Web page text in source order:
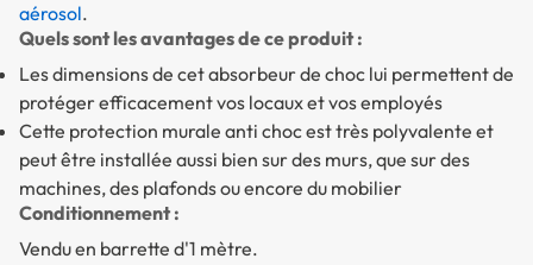
aérosol.
Quels sont les avantages de ce produit :
Les dimensions de cet absorbeur de choc lui permettent de
protéger efficacement vos locaux et vos employés
Cette protection murale anti choc est très polyvalente et
peut être installée aussi bien sur des murs, que sur des
machines, des plafonds ou encore du mobilier
Conditionnement :
Vendu en barrette d'1 mètre.